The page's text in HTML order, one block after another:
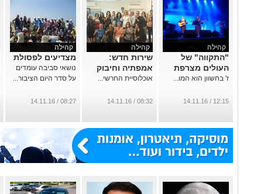
קהילה
"התקווה" של
העולים מצרפת
ז' בחשוון הוא המו...
12:15 / 14.11.16
קהילה
שירות חדש:
אמפתיה וחיבוק
אוכלוסיית החרשי...
08:32 / 14.11.16
קהילה
מצדיעים לפסולת
נושאי סביבה עומדים
על סדר היום הציבור...
08:27 / 14.11.16